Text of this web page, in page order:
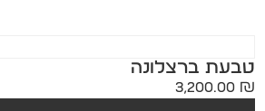
טבעת ברצלונה
3,200.00 ₪